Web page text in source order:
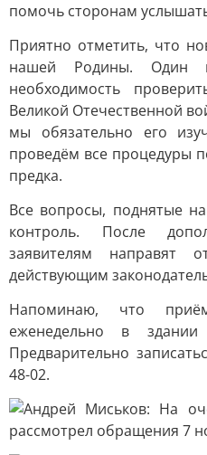
помочь сторонам
Приятно отметить, что
нашей Родины. Один
необходимость
Великой Отечественной
мы обязательно его
проведём все процедуры
предка.
Все вопросы, поднятые
контроль. После
заявителям направят
действующим
Напоминаю, что
еженедельно в здании
Предварительно
48-02.